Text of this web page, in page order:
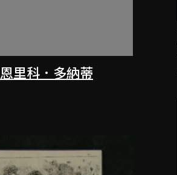
恩里科．多納蒂